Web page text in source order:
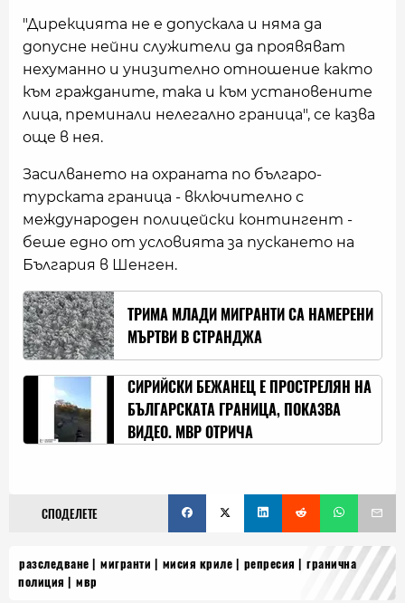
"Дирекцията не е допускала и няма да
допусне нейни служители да проявяват
нехуманно и унизително отношение както
към гражданите, така и към установените
лица, преминали нелегално граница", се казва
още в нея.
Засилването на охраната по българо-
турската граница - включително с
международен полицейски контингент -
беше едно от условията за пускането на
България в Шенген.
ТРИМА МЛАДИ МИГРАНТИ СА НАМЕРЕНИ
МЪРТВИ В СТРАНДЖА
СИРИЙСКИ БЕЖАНЕЦ Е ПРОСТРЕЛЯН НА
БЪЛГАРСКАТА ГРАНИЦА, ПОКАЗВА
ВИДЕО. МВР ОТРИЧА
СПОДЕЛЕТЕ
разследване мигранти мисия криле репресия
гранична
полиция
мвр